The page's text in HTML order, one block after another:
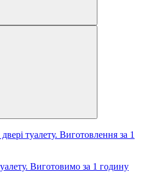
туалету. Виготовлення за 1